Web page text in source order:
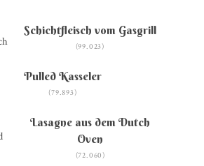
Schichtfleisch vom Gasgrill
(99.023)
Pulled Kasseler
(79.893)
Lasagne aus dem Dutch
Oven
(72.060)